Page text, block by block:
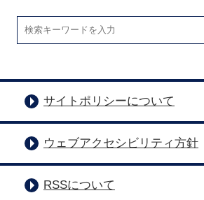
サイトポリシーについて
ウェブアクセシビリティ方針
RSSについて